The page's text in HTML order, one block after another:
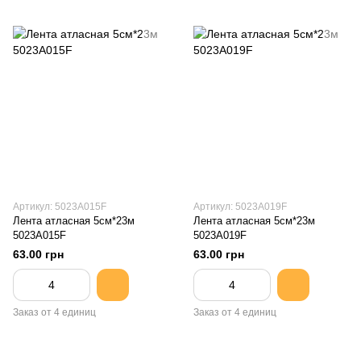
Артикул: 5023A015F
Лента атласная 5см*23м
5023A015F
63.00 грн
Заказ от 4 единиц
Артикул: 5023A019F
Лента атласная 5см*23м
5023A019F
63.00 грн
Заказ от 4 единиц